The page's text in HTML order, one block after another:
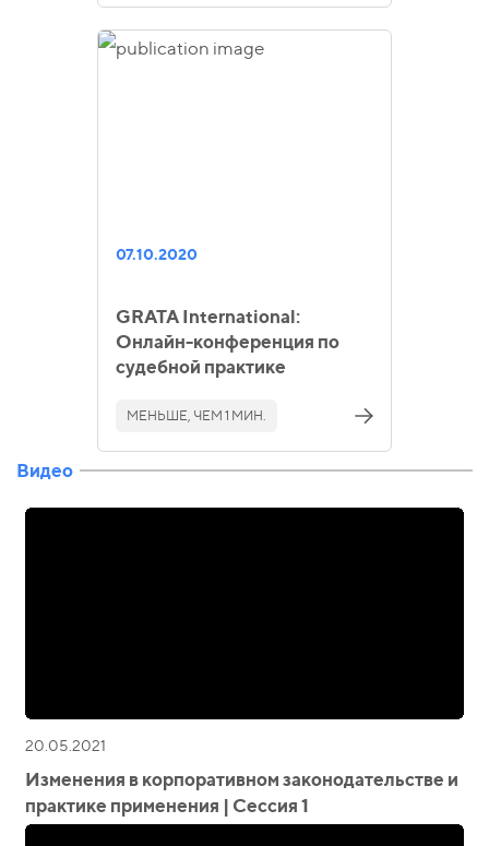
07.10.2020
GRATA International:
Онлайн-конференция по
судебной практике
МЕНЬШЕ, ЧЕМ 1 МИН.
Видео
20.05.2021
Изменения в корпоративном законодательстве и
практике применения | Сессия 1